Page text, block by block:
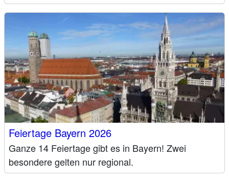
Feiertage Bayern 2026
Ganze 14 Feiertage gibt es in Bayern! Zwei
besondere gelten nur regional.